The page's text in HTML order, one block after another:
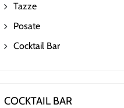
Tazze
Posate
Cocktail Bar
COCKTAIL BAR